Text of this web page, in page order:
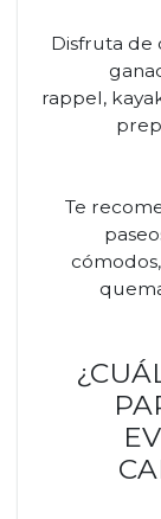
Disfruta de
rappel,
Te